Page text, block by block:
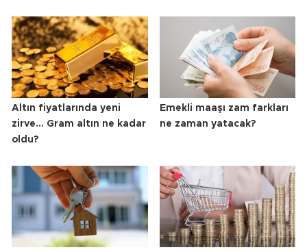
Altın fiyatlarında yeni
zirve... Gram altın ne kadar
oldu?
Emekli maaşı zam farkları
ne zaman yatacak?